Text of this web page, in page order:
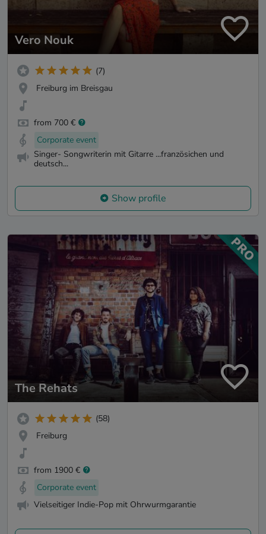
Vero Nouk
(7)
Freiburg im Breisgau
from 700 €
Corporate event
Singer- Songwriterin mit Gitarre ...französichen und
deutsch...
Show profile
The Rehats
(58)
Freiburg
from 1900 €
Corporate event
Vielseitiger Indie-Pop mit Ohrwurmgarantie